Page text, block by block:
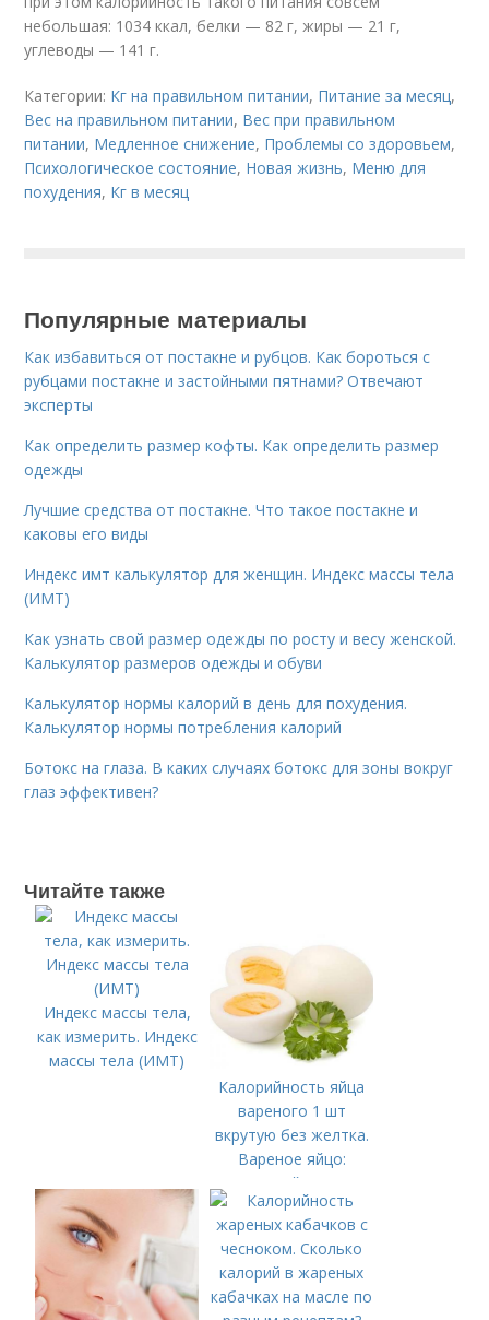
небольшая: 1034 ккал, белки — 82 г, жиры — 21 г,
углеводы — 141 г.
Категории: Кг на правильном питании, Питание за месяц,
Вес на правильном питании, Вес при правильном
питании, Медленное снижение, Проблемы со здоровьем,
Психологическое состояние, Новая жизнь, Меню для
похудения, Кг в месяц
Популярные материалы
Как избавиться от постакне и рубцов. Как бороться с
рубцами постакне и застойными пятнами? Отвечают
эксперты
Как определить размер кофты. Как определить размер
одежды
Лучшие средства от постакне. Что такое постакне и
каковы его виды
Индекс имт калькулятор для женщин. Индекс массы тела
(ИМТ)
Как узнать свой размер одежды по росту и весу женской.
Калькулятор размеров одежды и обуви
Калькулятор нормы калорий в день для похудения.
Калькулятор нормы потребления калорий
Ботокс на глаза. В каких случаях ботокс для зоны вокруг
глаз эффективен?
Читайте также
Индекс массы тела,
как измерить. Индекс
массы тела (ИМТ)
Калорийность яйца
вареного 1 шт
вкрутую без желтка.
Вареное яйцо:
калорийность